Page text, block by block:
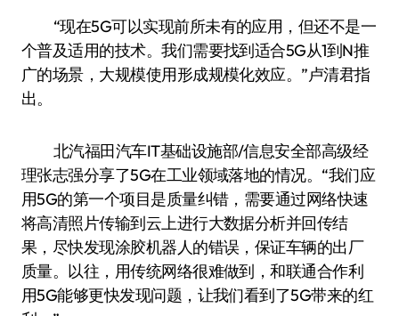
“现在5G可以实现前所未有的应用，但还不是一
个普及适用的技术。我们需要找到适合5G从1到N推
广的场景，大规模使用形成规模化效应。”卢清君指
出。
北汽福田汽车IT基础设施部/信息安全部高级经
理张志强分享了5G在工业领域落地的情况。“我们应
用5G的第一个项目是质量纠错，需要通过网络快速
将高清照片传输到云上进行大数据分析并回传结
果，尽快发现涂胶机器人的错误，保证车辆的出厂
质量。以往，用传统网络很难做到，和联通合作利
用5G能够更快发现问题，让我们看到了5G带来的红